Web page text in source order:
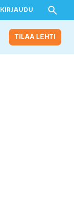
KIRJAUDU
TILAA LEHTI